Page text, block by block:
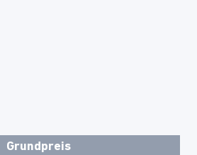
Grundpreis